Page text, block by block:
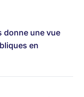
donne une vue
en